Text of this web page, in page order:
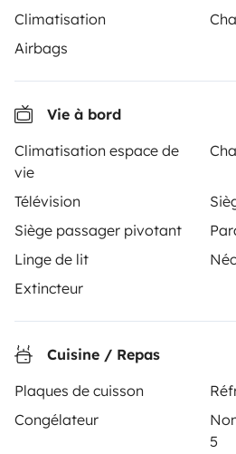
Climatisation
Airbags
Vie à bord
Climatisation espace de
vie
Télévision
Siège passager pivotant
Linge de lit
Extincteur
Cuisine / Repas
Plaques de cuisson
Congélateur
5
Yescapa est une plateforme
location entre particuliers de
et vans aménagés. Le site
confiance et propose une
des locations en toute liberté et
4.48/5 sur 3223 avis clients sur
Instagram
X PinterestFacebook
Comment ça marche ?
Louer un camping-car
Vos premiers pas en camping-